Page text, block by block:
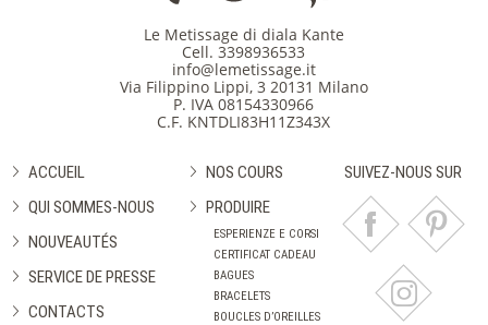
Le Metissage di diala Kante
Cell.3398936533
info@lemetissage.it
Via Filippino Lippi, 3 20131 Milano
P. IVA 08154330966
C.F. KNTDLI83H11Z343X
ACCUEIL
QUI SOMMES-NOUS
NOUVEAUTÉS
SERVICE DE PRESSE
CONTACTS
NOS COURS
PRODUIRE
ESPERIENZE E CORSI
CERTIFICAT CADEAU
BAGUES
BRACELETS
BOUCLES D’OREILLES
SUIVEZ-NOUS SUR